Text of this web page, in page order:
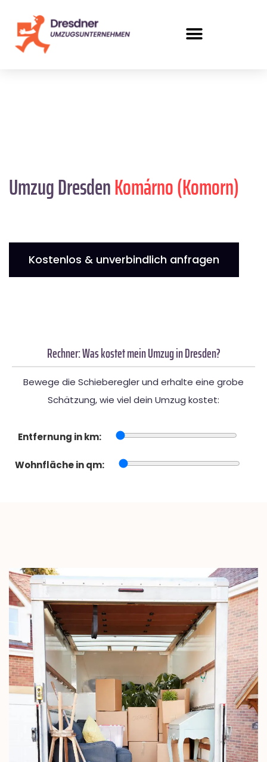
Umzug DresdenKomárno (Komorn)
Kostenlos & unverbindlich anfragen
Rechner: Was kostet mein Umzug in Dresden?
Bewege die Schieberegler und erhalte eine grobe
Schätzung, wie viel dein Umzug kostet:
Entfernung in km:
Wohnfläche in qm: